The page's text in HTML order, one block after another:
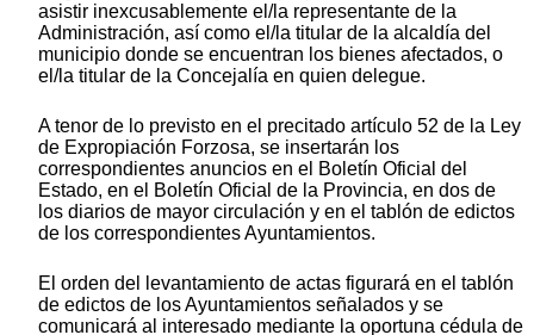
asistir inexcusablemente el/la representante de la
Administración, así como el/la titular de la alcaldía del
municipio donde se encuentran los bienes afectados, o
el/la titular de la Concejalía en quien delegue.
A tenor de lo previsto en el precitado artículo 52 de la Ley
de Expropiación Forzosa, se insertarán los
correspondientes anuncios en el Boletín Oficial del
Estado, en el Boletín Oficial de la Provincia, en dos de
los diarios de mayor circulación y en el tablón de edictos
de los correspondientes Ayuntamientos.
El orden del levantamiento de actas figurará en el tablón
de edictos de los Ayuntamientos señalados y se
comunicará al interesado mediante la oportuna cédula de